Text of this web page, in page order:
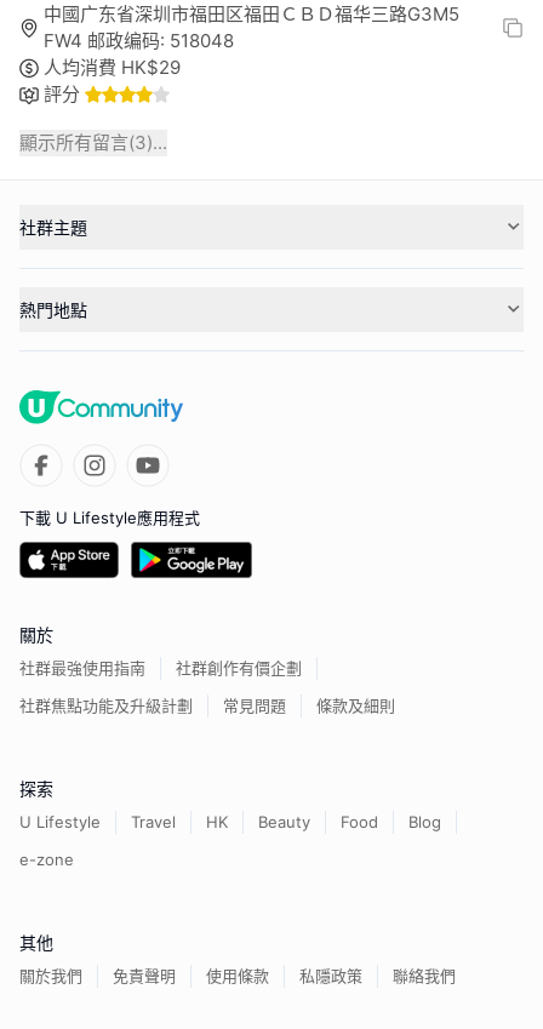
中國广东省深圳市福田区福田ＣＢＤ福华三路G3M5
FW4 邮政编码: 518048
人均消費 HK$29
評分
顯示所有留言(3)...
社群主題
熱門地點
下載 U Lifestyle應用程式
關於
社群最強使用指南
社群創作有價企劃
社群焦點功能及升級計劃
常見問題 條款及細則
探索
U Lifestyle Travel HK Beauty Food
Blog
e-zone
其他
關於我們 免責聲明 使用條款 私隱政策 聯絡我們